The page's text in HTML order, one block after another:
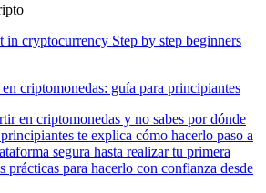
criptomonedas: guía para principiantes
en criptomonedas y no sabes por dónde
te explica cómo hacerlo paso a
segura hasta realizar tu primera
prácticas para hacerlo con confianza desde